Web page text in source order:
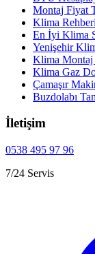
Montaj Fiyat
Klima Rehberi
En İyi Klima
Yenişehir
Klima Montaj
Klima Gaz
Çamaşır
Buzdolabı
İletişim
0538 495 97 96
7/24 Servis